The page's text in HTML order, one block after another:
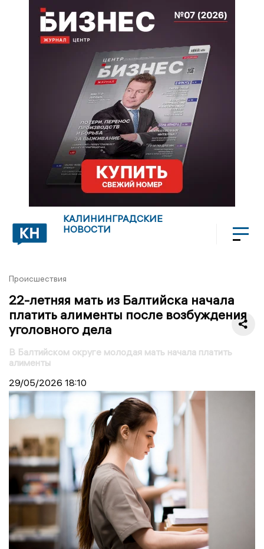
КАЛИНИНГРАДСКИЕ
НОВОСТИ
Происшествия
22-летняя мать из Балтийска начала
платить алименты после возбуждения
уголовного дела
В Балтийском округе молодая мать начала платить
алименты
29/05/2026 18:10